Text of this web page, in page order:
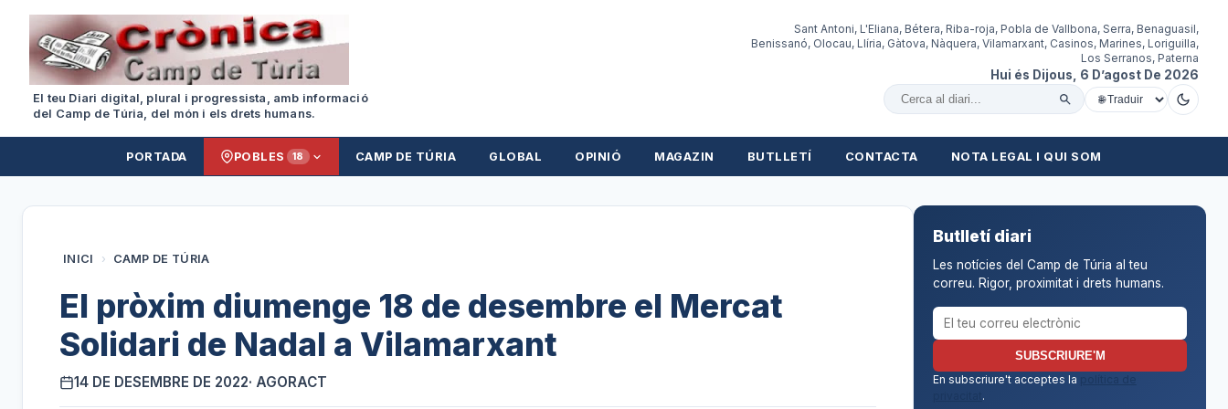
El teu Diari digital, plural i progressista, amb informació
del Camp de Túria, del món i els drets humans.
Sant Antoni, L'Eliana, Bétera, Riba-roja, Pobla de Vallbona, Serra, Benaguasil,
Benissanó, Olocau, Llíria, Gàtova, Nàquera, Vilamarxant, Casinos, Marines, Loriguilla,
Los Serranos, Paterna
Hui és Dijous, 6 D’agost De 2026
Cercar al diari
PORTADA POBLES 18 CAMP DE TÚRIA GLOBAL OPINIÓ MAGAZIN BUTLLETÍ CONTACTA NOTA LEGAL I QUI SOM
INICI › CAMP DE TÚRIA
El pròxim diumenge 18 de desembre el Mercat
Solidari de Nadal a Vilamarxant
14 DE DESEMBRE DE 2022· AGORACT
Butlletí diari
Les notícies del Camp de Túria al teu
correu. Rigor, proximitat i drets humans.
Correu electrònic per al butlletí
SUBSCRIURE'M
En subscriure't acceptes la
política de
.